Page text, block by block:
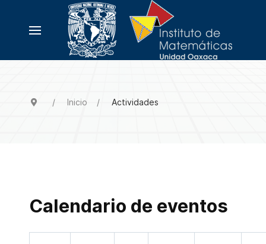
Inicio Actividades
Calendario de eventos